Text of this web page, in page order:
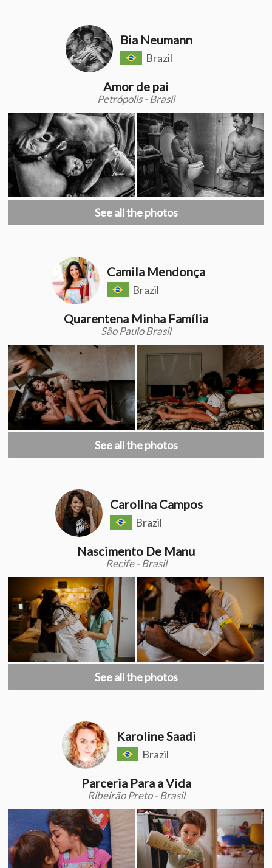
Bia Neumann
Brazil
Amor de pai
Petrópolis - Brasil
See all the photos
Camila Mendonça
Brazil
Quarentena Minha Família
São Paulo Brasil
See all the photos
Carolina Campos
Brazil
Nascimento De Manu
Recife - Brasil
See all the photos
Karoline Saadi
Brazil
Parceria Para a Vida
Ribeirão Preto - Brasil